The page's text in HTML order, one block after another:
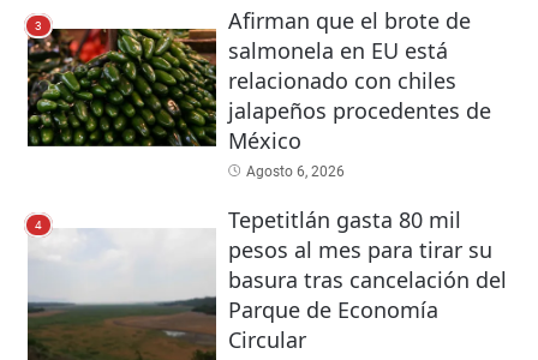
3
Afirman que el brote de
salmonela en EU está
relacionado con chiles
jalapeños procedentes de
México
Agosto 6, 2026
4
Tepetitlán gasta 80 mil
pesos al mes para tirar su
basura tras cancelación del
Parque de Economía
Circular